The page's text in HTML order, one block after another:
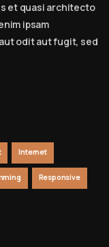
et quasi architecto
ipsam
odit aut fugit, sed
Internet
Responsive